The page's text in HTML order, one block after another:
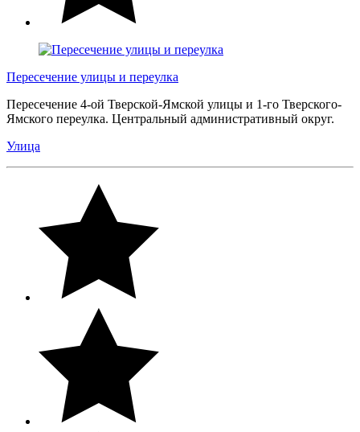
Пересечение улицы и переулка
Пересечение 4-ой Тверской-Ямской улицы и 1-го Тверского-
Ямского переулка. Центральный административный округ.
Улица